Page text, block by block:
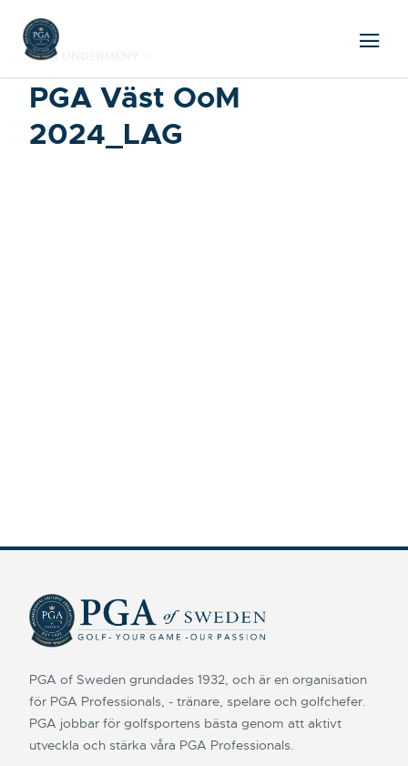
VISA UNDERMENY
PGA Väst OoM
2024_LAG
PGA of Sweden grundades 1932, och är en organisation
för PGA Professionals, - tränare, spelare och golfchefer.
PGA jobbar för golfsportens bästa genom att aktivt
utveckla och stärka våra PGA Professionals.